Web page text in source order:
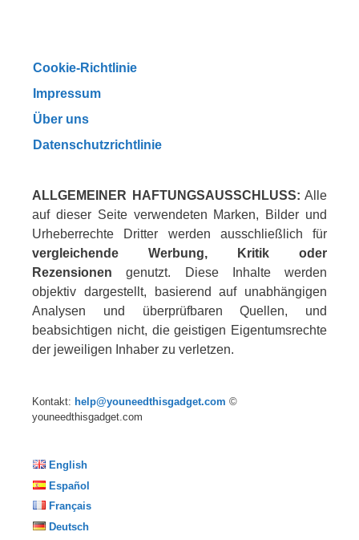
Cookie-Richtlinie
Impressum
Über uns
Datenschutzrichtlinie
ALLGEMEINER HAFTUNGSAUSSCHLUSS: Alle
auf dieser Seite verwendeten Marken, Bilder und
Urheberrechte Dritter werden ausschließlich für
vergleichende Werbung, Kritik oder
Rezensionen genutzt. Diese Inhalte werden
objektiv dargestellt, basierend auf unabhängigen
Analysen und überprüfbaren Quellen, und
beabsichtigen nicht, die geistigen Eigentumsrechte
der jeweiligen Inhaber zu verletzen.
Kontakt: help@youneedthisgadget.com ©
youneedthisgadget.com
English
Español
Français
Deutsch